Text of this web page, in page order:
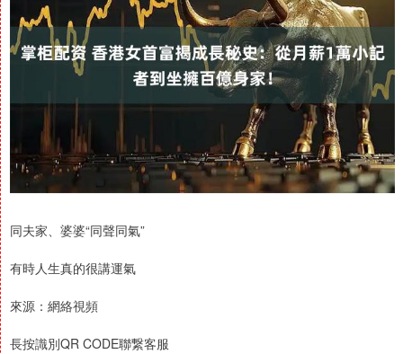
同夫家、婆婆“同聲同氣”
有時人生真的很講運氣
來源：網絡視頻
長按識別QR CODE聯繋客服